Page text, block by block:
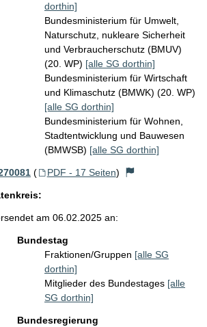
dorthin]
Bundesministerium für Umwelt,
Naturschutz, nukleare Sicherheit
und Verbraucherschutz (BMUV)
(20. WP) [alle SG dorthin]
Bundesministerium für Wirtschaft
und Klimaschutz (BMWK) (20. WP)
[alle SG dorthin]
Bundesministerium für Wohnen,
Stadtentwicklung und Bauwesen
(BMWSB) [alle SG dorthin]
( PDF - 17 Seiten)
am 06.02.2025 an:
Bundestag
Fraktionen/Gruppen [alle SG
dorthin]
Mitglieder des Bundestages [alle
SG dorthin]
Bundesregierung